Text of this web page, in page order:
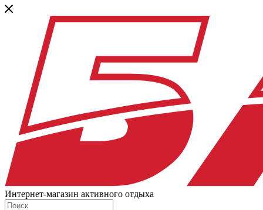
Интернет-магазин активного отдыха